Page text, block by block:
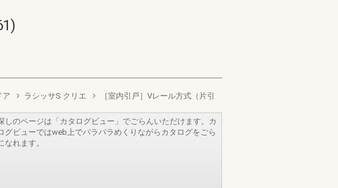
ア ラシッサS クリエ
［室内引戸］Vレール方式（片引
しのページは「カタログビュー」でごらんいただけます。カ
グビューではweb上でパラパラめくりながらカタログをごら
なれます。